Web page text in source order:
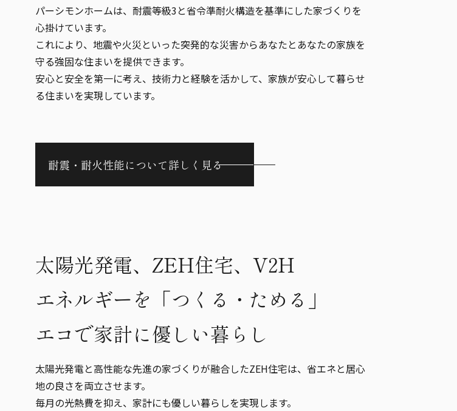
パーシモンホームは、耐震等級3と省令準耐火構造を基準にした家づくりを
心掛けています。
これにより、地震や火災といった突発的な災害からあなたとあなたの家族を
守る強固な住まいを提供できます。
安心と安全を第一に考え、技術力と経験を活かして、家族が安心して暮らせ
る住まいを実現しています。
耐震・耐火性能について詳しく見る
太陽光発電、ZEH住宅、V2H
エネルギーを「つくる・ためる」
エコで家計に優しい暮らし
太陽光発電と高性能な先進の家づくりが融合したZEH住宅は、省エネと居心
地の良さを両立させます。
毎月の光熱費を抑え、家計にも優しい暮らしを実現します。